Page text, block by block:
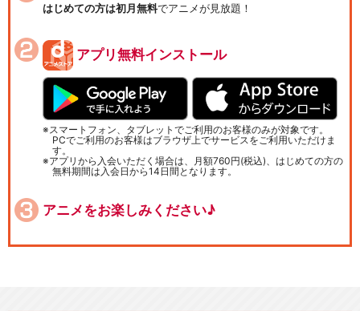
はじめての方は初月無料でアニメが見放題！
アプリ無料インストール
スマートフォン、タブレットでご利用のお客様のみが対象です。
PCでご利用のお客様はブラウザ上でサービスをご利用いただけま
す。
アプリから入会いただく場合は、月額760円(税込)、はじめての方の
無料期間は入会日から14日間となります。
アニメをお楽しみください♪